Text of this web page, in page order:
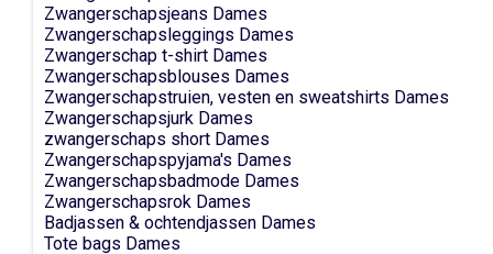
Zwangerschapsjeans Dames
Zwangerschapsleggings Dames
Zwangerschap t-shirt Dames
Zwangerschapsblouses Dames
Zwangerschapstruien, vesten en sweatshirts Dames
Zwangerschapsjurk Dames
zwangerschaps short Dames
Zwangerschapspyjama's Dames
Zwangerschapsbadmode Dames
Zwangerschapsrok Dames
Badjassen & ochtendjassen Dames
Tote bags Dames